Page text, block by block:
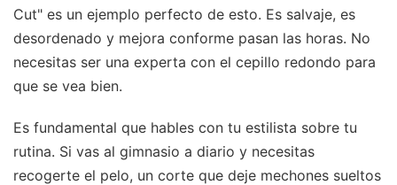
Cut" es un ejemplo perfecto de esto. Es salvaje, es
desordenado y mejora conforme pasan las horas. No
necesitas ser una experta con el cepillo redondo para
que se vea bien.
Es fundamental que hables con tu estilista sobre tu
rutina. Si vas al gimnasio a diario y necesitas
recogerte el pelo, un corte que deje mechones sueltos